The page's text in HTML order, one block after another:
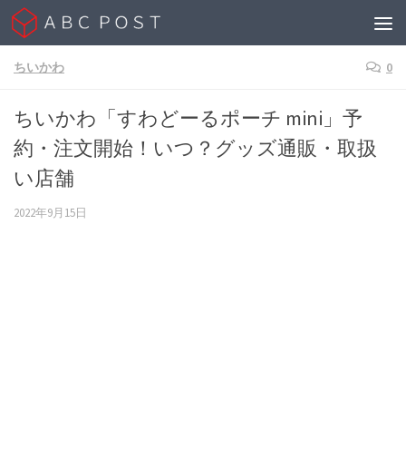
Skip to content
ちいかわ 0
ちいかわ「すわどーるポーチ mini」予
約・注文開始！いつ？グッズ通販・取扱
い店舗
2022年9月15日